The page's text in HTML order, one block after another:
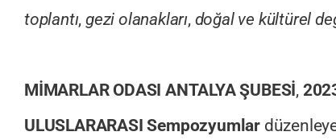
toplantı,gezi olanakları, doğal ve kültürel
MİMARLAR ODASI ANTALYA ŞUBESİ,
ULUSLARARASI Sempozyumlar